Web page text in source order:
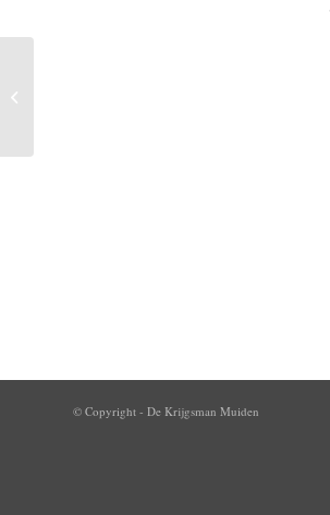
© Copyright - De Krijgsman Muiden